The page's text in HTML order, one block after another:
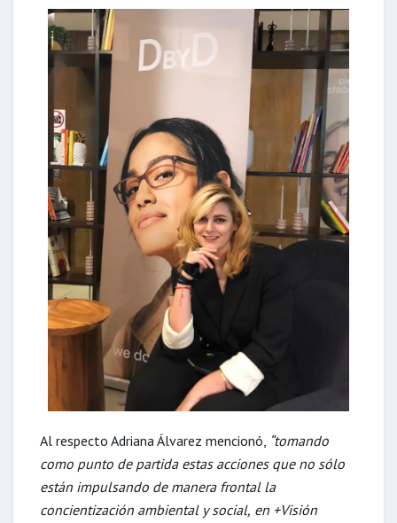
Al respecto Adriana Álvarez mencionó, “tomando
como punto de partida estas acciones que no sólo
están impulsando de manera frontal la
concientización ambiental y social, en +Visión